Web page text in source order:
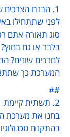
1. הבנת הצרכים שלכם
לפני שתתחילו
סוג תאורה אתם
בלבד או גם
לחדרים שונים?
המערכת כך
##
2. תשתית קיימת
בחנו את מערכת
בהתקנת